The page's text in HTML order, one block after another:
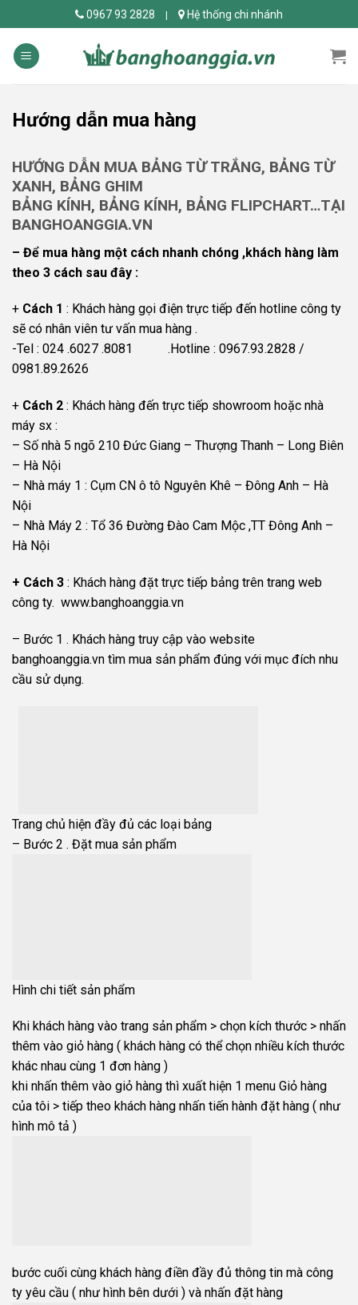
to
content
0967 93 2828 | Hệ thống chi nhánh
Hướng dẫn mua hàng
HƯỚNG DẪN MUA BẢNG TỪ TRẮNG, BẢNG TỪ
XANH, BẢNG GHIM
BẢNG KÍNH, BẢNG KÍNH, BẢNG FLIPCHART…TẠI
BANGHOANGGIA.VN
– Để mua hàng một cách nhanh chóng ,khách hàng làm
theo 3 cách sau đây :
+ Cách 1 : Khách hàng gọi điện trực tiếp đến hotline công ty
sẽ có nhân viên tư vấn mua hàng .
-Tel : 024 .6027 .8081 .Hotline : 0967.93.2828 /
0981.89.2626
+ Cách 2 : Khách hàng đến trực tiếp showroom hoặc nhà
máy sx :
– Số nhà 5 ngõ 210 Đức Giang – Thượng Thanh – Long Biên
– Hà Nội
– Nhà máy 1 : Cụm CN ô tô Nguyên Khê – Đông Anh – Hà
Nội
– Nhà Máy 2 : Tổ 36 Đường Đào Cam Mộc ,TT Đông Anh –
Hà Nội
+ Cách 3 : Khách hàng đặt trực tiếp bảng trên trang web
công ty. www.banghoanggia.vn
– Bước 1 . Khách hàng truy cập vào website
banghoanggia.vn tìm mua sản phẩm đúng với mục đích nhu
cầu sử dụng.
Trang chủ hiện đầy đủ các loại bảng
– Bước 2 . Đặt mua sản phẩm
Hình chi tiết sản phẩm
Khi khách hàng vào trang sản phẩm > chọn kích thước > nhấn
thêm vào giỏ hàng ( khách hàng có thể chọn nhiều kích thước
khác nhau cùng 1 đơn hàng )
khi nhấn thêm vào giỏ hàng thì xuất hiện 1 menu Giỏ hàng
của tôi > tiếp theo khách hàng nhấn tiến hành đặt hàng ( như
hình mô tả )
bước cuối cùng khách hàng điền đầy đủ thông tin mà công
ty yêu cầu ( như hình bên dưới ) và nhấn đặt hàng